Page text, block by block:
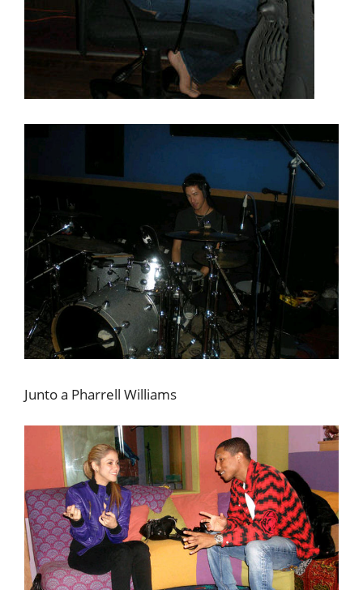
Junto a Pharrell Williams